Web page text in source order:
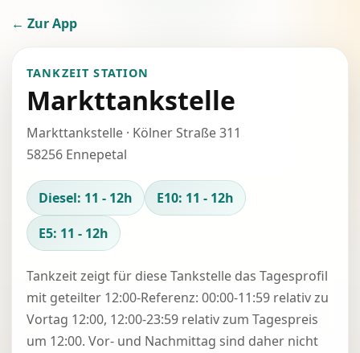
← Zur App
TANKZEIT STATION
Markttankstelle
Markttankstelle · Kölner Straße 311
58256 Ennepetal
Diesel: 11 - 12h
E10: 11 - 12h
E5: 11 - 12h
Tankzeit zeigt für diese Tankstelle das Tagesprofil
mit geteilter 12:00-Referenz: 00:00-11:59 relativ zu
Vortag 12:00, 12:00-23:59 relativ zum Tagespreis
um 12:00. Vor- und Nachmittag sind daher nicht